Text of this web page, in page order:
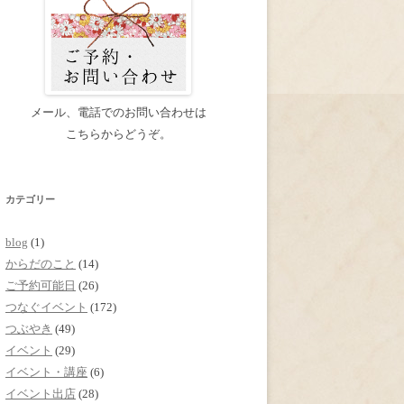
メール、電話でのお問い合わせは
こちらからどうぞ。
カテゴリー
blog (1)
からだのこと (14)
ご予約可能日 (26)
つなぐイベント (172)
つぶやき (49)
イベント (29)
イベント・講座 (6)
イベント出店 (28)